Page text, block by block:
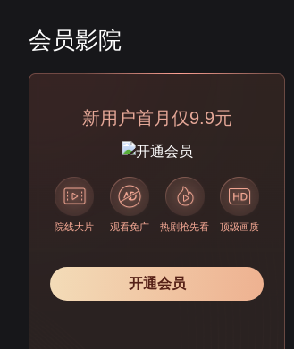
会员影院
新用户首月仅9.9元
院线大片 观看免广 热剧抢先看 顶级画质
开通会员